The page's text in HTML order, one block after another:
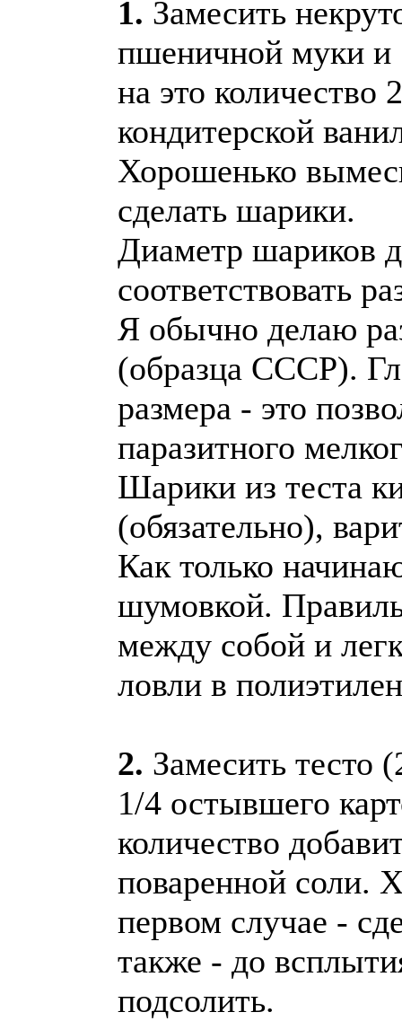
1. Замесить
пшеничной муки и
на это количество
кондитерской
Хорошенько
сделать шарики.
Диаметр шариков
соответствовать
Я обычно делаю
(образца СССР).
размера - это
паразитного
Шарики из теста
(обязательно),
Как только
шумовкой.
между собой и
ловли в
2. Замесить тесто
1/4 остывшего
количество
поваренной соли.
первом случае -
также - до
подсолить.